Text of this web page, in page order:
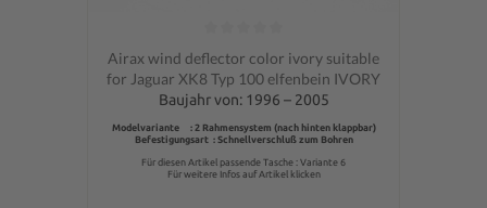
Average rating of 0 out of 5 stars
Airax wind deflector color ivory suitable
for Jaguar XK8 Typ 100 elfenbein IVORY
Baujahr von: 1996 – 2005
Modelvariante : 2 Rahmensystem (nach hinten klappbar)
Befestigungsart : Schnellverschluß zum Bohren
Für diesen Artikel passende Tasche : Variante 6
Für weitere Infos auf Artikel klicken